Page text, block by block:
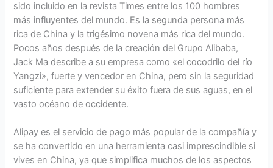
sido incluido en la revista Times entre los 100 hombres
más influyentes del mundo. Es la segunda persona más
rica de China y la trigésimo novena más rica del mundo.
Pocos años después de la creación del Grupo Alibaba,
Jack Ma describe a su empresa como «el cocodrilo del río
Yangzi», fuerte y vencedor en China, pero sin la seguridad
suficiente para extender su éxito fuera de sus aguas, en el
vasto océano de occidente.
Alipay es el servicio de pago más popular de la compañía y
se ha convertido en una herramienta casi imprescindible si
vives en China, ya que simplifica muchos de los aspectos